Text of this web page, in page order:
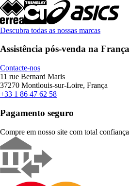
Descubra todas as nossas marcas
Assistência pós-venda na França
Contacte-nos
11 rue Bernard Maris
37270 Montlouis-sur-Loire, França
+33 1 86 47 62 58
Pagamento seguro
Compre em nosso site com total confiança